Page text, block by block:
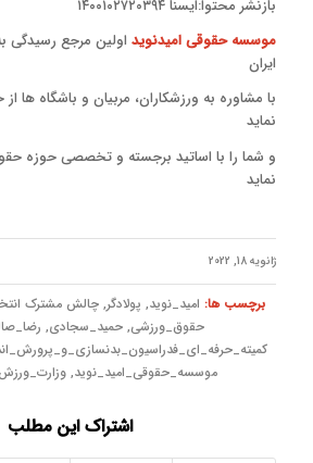
بازنشر محتوا:ایسنا ۱۴۰۰۱۰۲۷۲۰۳۹۴
موسسه حقوقی امیدنویداولین مرجع رسیدگی
ایران
با مشاوره به ورزشکاران، مربیان و باشگاه ها
نماید
و شما را با اساتید برجسته و تخصصی حوزه
نماید
ژانویه 18, 2022
برچسب ها: امید_نوید, پولادگر,چالش مشترک
حقوق_ورزشی,حمید_سجادی,
موسسه_حقوقی_امید_نوید,وزارت_ورزش
اشتراک این مطلب